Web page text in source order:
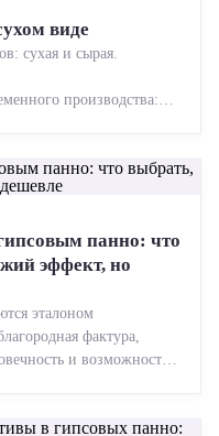
виде
сухая и сырая.
производства:
панно: что
эффект, но
эталоном
фактура,
и возможность